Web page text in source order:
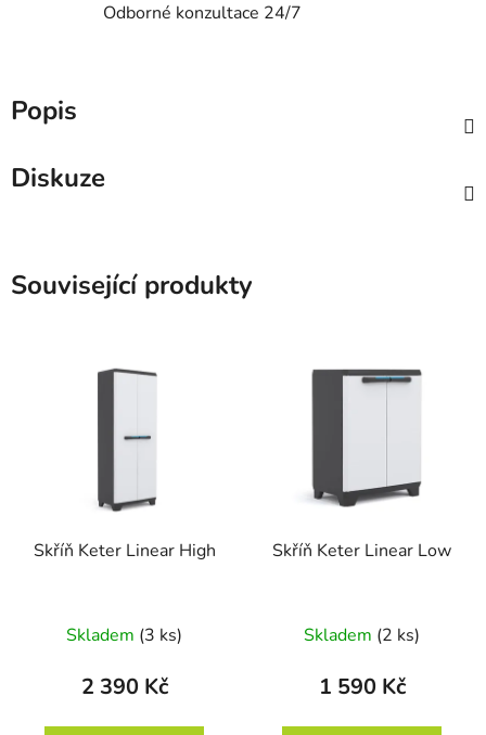
Odborné konzultace 24/7
Popis
Diskuze
Související produkty
Skříň Keter Linear High
Skladem (3 ks)
2 390 Kč
Skříň Keter Linear Low
Skladem (2 ks)
1 590 Kč